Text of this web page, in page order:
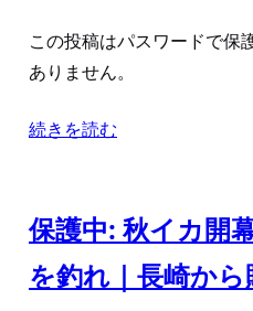
この投稿はパスワードで保
ありません。
続きを読む
保護中: 秋イカ開
を釣れ｜長崎か